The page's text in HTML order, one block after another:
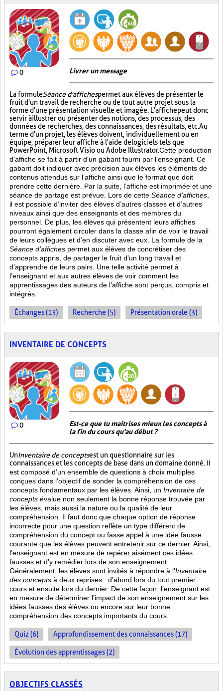
0 Livrer un message
La formuleSéance d'affichespermet aux élèves de présenter le
fruit d'un travail de recherche ou de tout autre projet sous la
forme d'une présentation visuelle et imagée. L'affichepeut donc
servir à illustrer ou présenter des notions, des processus, des
données de recherches, des connaissances, des résultats, etc. Au
terme d'un projet, les élèves doivent, individuellement ou en
équipe, préparer leur affiche à l'aide de logiciels tels que
PowerPoint, Microsoft Visio ou Adobe Illustrator.Cette production
d’affiche se fait à partir d’un gabarit fourni par l’enseignant. Ce
gabarit doit indiquer avec précision aux élèves les éléments de
contenus attendus sur l’affiche ainsi que le format que doit
prendre cette dernière. Par la suite, l’affiche est imprimée et une
séance de partage est prévue. Lors de cette Séance d’affiches
il est possible d’inviter des élèves d’autres classes et d’autres
niveaux ainsi que des enseignants et des membres du
personnel. De plus, les élèves qui présentent leurs affiches
pourront également circuler dans la classe afin de voir le travail
de leurs collègues et d’en discuter avec eux. La formule de la
Séance d’affiches permet aux élèves de concrétiser des
concepts appris, de partager le fruit d’un long travail et
d’apprendre de leurs pairs. Une telle activité permet à
l’enseignant et aux autres élèves de voir comment les
apprentissages des auteurs de l’affiche sont perçus, compris et
intégrés.
Échanges (13) Recherche (5) Présentation orale (3)
INVENTAIRE DE CONCEPTS
0
Est-ce que tu maitrises mieux les concepts à
la fin du cours qu'au début ?
UnInventaire de conceptsest un questionnaire sur les
connaissances et les concepts de base dans un domaine donné. Il
est composé d’un ensemble de questions à choix multiples
conçues dans l’objectif de sonder la compréhension de ces
concepts fondamentaux par les élèves. Ainsi, un Inventaire de
concepts évalue non seulement la bonne réponse trouvée par
les élèves, mais aussi la nature ou la qualité de leur
compréhension. Il faut donc que chaque option de réponse
incorrecte pour une question reflète un type différent de
compréhension du concept ou fasse appel à une idée fausse
courante que les élèves peuvent entretenir sur ce dernier. Ainsi,
l’enseignant est en mesure de repérer aisément ces idées
fausses et d’y remédier lors de son enseignement.
Généralement, les élèves sont invités à répondre à l’Inventaire
des concepts à deux reprises : d’abord lors du tout premier
cours et ensuite lors du dernier. De cette façon, l’enseignant est
en mesure de déterminer l’impact de son enseignement sur les
idées fausses des élèves ou encore sur leur bonne
compréhension des concepts importants du cours.
Quiz (6) Approfondissement des connaissances (17)
Évolution des apprentissages (2)
OBJECTIFS CLASSÉS